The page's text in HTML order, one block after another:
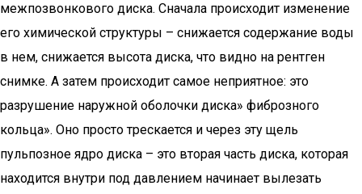
межпозвонкового диска. Сначала происходит изменение
его химической структуры – снижается содержание воды
в нем, снижается высота диска, что видно на рентген
снимке. А затем происходит самое неприятное: это
разрушение наружной оболочки диска» фиброзного
кольца». Оно просто трескается и через эту щель
пульпозное ядро диска – это вторая часть диска, которая
находится внутри под давлением начинает вылезать